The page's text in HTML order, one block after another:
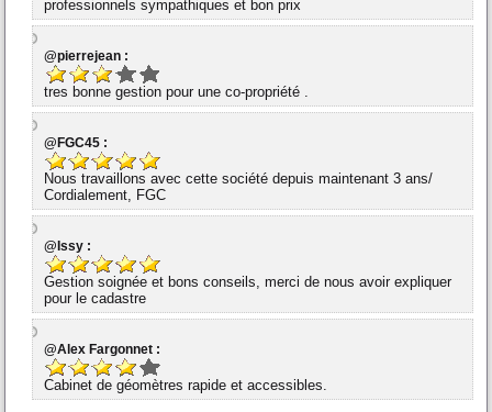
professionnels sympathiques et bon prix
@pierrejean :
tres bonne gestion pour une co-propriété .
@FGC45 :
Nous travaillons avec cette société depuis maintenant 3 ans/
Cordialement, FGC
@Issy :
Gestion soignée et bons conseils, merci de nous avoir expliquer
pour le cadastre
@Alex Fargonnet :
Cabinet de géomètres rapide et accessibles.